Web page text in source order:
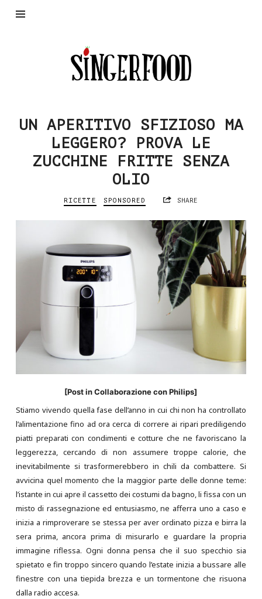
SingerFood
UN APERITIVO SFIZIOSO MA
LEGGERO? PROVA LE
ZUCCHINE FRITTE SENZA
OLIO
RICETTE SPONSORED SHARE
[Post in Collaborazione con Philips]
Stiamo vivendo quella fase dell’anno in cui chi non ha controllato
l’alimentazione fino ad ora cerca di correre ai ripari prediligendo
piatti preparati con condimenti e cotture che ne favoriscano la
leggerezza, cercando di non assumere troppe calorie, che
inevitabilmente si trasformerebbero in chili da combattere. Si
avvicina quel momento che la maggior parte delle donne teme:
l’istante in cui apre il cassetto dei costumi da bagno, li fissa con un
misto di rassegnazione ed entusiasmo, ne afferra uno a caso e
inizia a rimproverare se stessa per aver ordinato pizza e birra la
sera prima, ancora prima di misurarlo e guardare la propria
immagine riflessa. Ogni donna pensa che il suo specchio sia
spietato e fin troppo sincero quando l’estate inizia a bussare alle
finestre con una tiepida brezza e un tormentone che risuona
dalla radio accesa.